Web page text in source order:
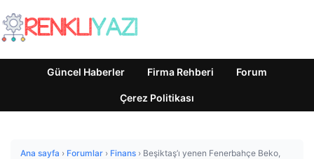
Güncel Haberler Firma Rehberi Forum
Çerez Politikası
Ana sayfa › Forumlar › Finans › Beşiktaş’ı yenen Fenerbahçe Beko,